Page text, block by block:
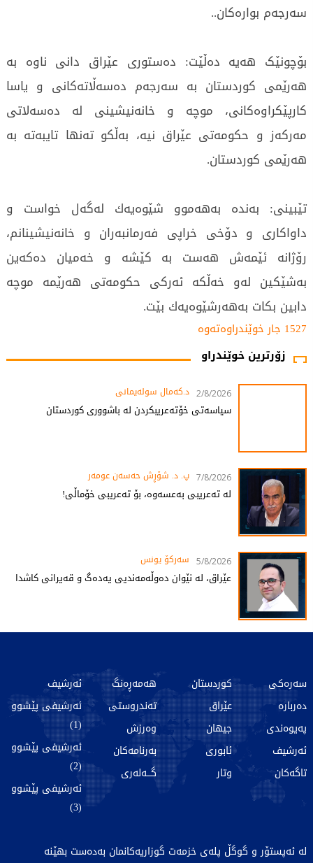
سەرجەم بوارەكان..
بۆچونێک هەیە دەڵێت: دەستوری عێراق دانی ناوە بە
هەرێمی كوردستان بە سەرجەم دەسەڵاتەكانی و یاسا
كارپێكراوەكانی، موچە و خانەنیشینی لە دەسەلاتی
مەركەز و حكومەتی عێراق نیە، بەڵكو تەنها تایبەتە بە
هەرێمی كوردستان.
تێبینی: بەندە بەهەموو شێوەیەك لەگەل خواست و
داواكاری و دۆخی خراپی فەرمانبەران و خانەنیشینانم،
رۆژانە ئێمەش هەست بە کێشە و خەمیان دەكەین
بەشێكین لەو خەڵكە ئەركی حكومەتی هەرێمە موچە
دابین بكات بەهەرشێوەیەك بێت.
1527 جار خوێندراوەتەوە
زۆرترین خوێندراو
2/8/2026 د.کەمال سولەیمانی
سیاسەتی خۆتەعریبکردن لە باشووری کوردستان
7/8/2026 پ. د. شۆڕش حەسەن عومەر
لە تەعریبی بەعسەوە، بۆ تەعریبی خۆماڵی!
5/8/2026 سەرکۆ یونس
عێراق، لە نێوان دەوڵەمەندیی یەدەگ و قەیرانی کاشدا
سەرەکی
دەربارە
پەیوەندی
ئەرشیف
تاگەکان
کوردستان
عێراق
جیهان
ئابوری
وتار
هەمەڕەنگ
تەندروستی
وەرزش
بەرنامەکان
گـــەلەری
ئەرشیف
ئەرشیفی پێشوو
(1)
ئەرشیفی پێشوو
(2)
ئەرشیفی پێشوو
(3)
لە ئەپستۆر و گوگڵ پلەی خزمەت گوزاریەکانمان بەدەست بهێنە